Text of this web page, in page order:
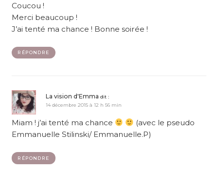
Coucou !
Merci beaucoup !
J’ai tenté ma chance ! Bonne soirée !
RÉPONDRE
La vision d'Emma dit :
14 décembre 2015 à 12 h 56 min
Miam ! j’ai tenté ma chance
(avec le pseudo
Emmanuelle Stilinski/ Emmanuelle.P)
RÉPONDRE